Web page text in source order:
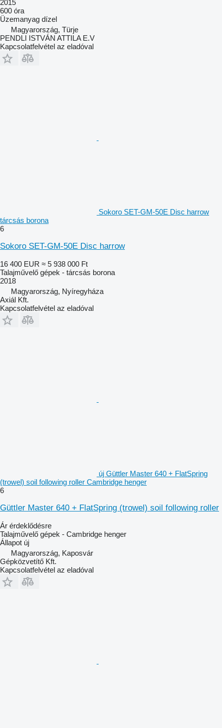
2015
600 óra
Üzemanyag dízel
Magyarország, Türje
PENDLI ISTVÁN ATTILA E.V
Kapcsolatfelvétel az eladóval
Sokoro SET-GM-50E Disc harrow
tárcsás borona
6
Sokoro SET-GM-50E Disc harrow
16 400 EUR ≈ 5 938 000 Ft
Talajművelő gépek - tárcsás borona
2018
Magyarország, Nyíregyháza
Axiál Kft.
Kapcsolatfelvétel az eladóval
új Güttler Master 640 + FlatSpring
(trowel) soil following roller Cambridge henger
6
Güttler Master 640 + FlatSpring (trowel) soil following roller
Ár érdeklődésre
Talajművelő gépek - Cambridge henger
Állapot új
Magyarország, Kaposvár
Gépközvetítő Kft.
Kapcsolatfelvétel az eladóval